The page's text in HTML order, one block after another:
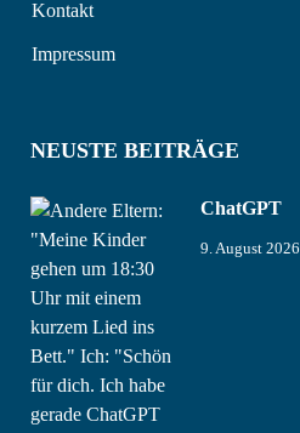
Kontakt
Impressum
NEUSTE BEITRÄGE
ChatGPT
9. August 2026